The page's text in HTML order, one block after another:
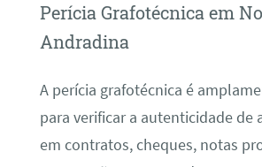
Perícia Grafotécnica em
Andradina
A perícia grafotécnica é
para verificar a autenticidade de
em contratos, cheques, notas